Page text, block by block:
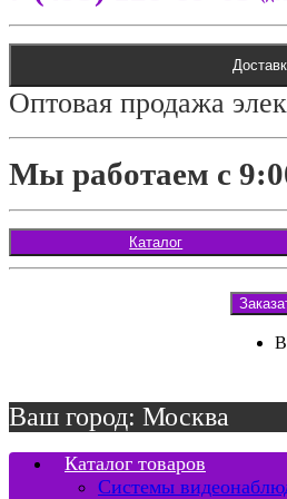
Оптовая продажа
Мы работаем с
Каталог
В
Ваш город: Москва
Каталог товаров
Системы